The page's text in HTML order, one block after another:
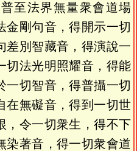
至法界無量衆會道場
金剛句音，得開示一切
差別智藏音，得演說一
切法光明照耀音，得能
一切智音，得普攝一切
在無礙音，得到一切世
，令一切衆生，得不下
染著音，得一切衆會道